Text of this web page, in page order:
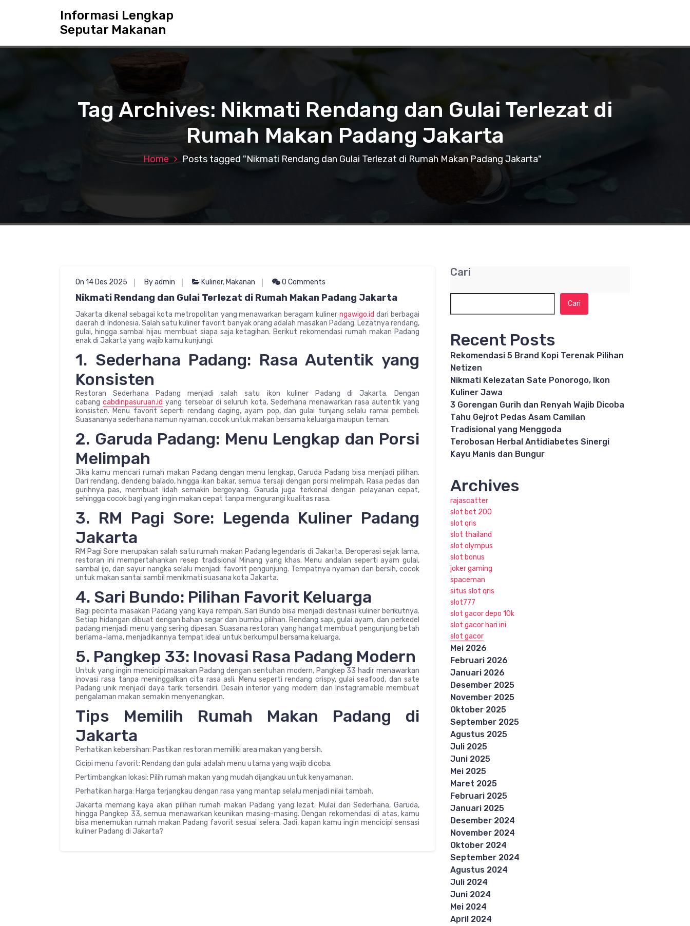
t
Informasi Lengkap
Seputar Makanan
Tag Archives: Nikmati Rendang dan Gulai Terlezat di
Rumah Makan Padang Jakarta
Home Posts tagged "Nikmati Rendang dan Gulai Terlezat di Rumah Makan Padang Jakarta"
On 14 Des 2025 By admin Kuliner, Makanan 0 Comments
Nikmati Rendang dan Gulai Terlezat di Rumah Makan Padang Jakarta
Jakarta dikenal sebagai kota metropolitan yang menawarkan beragam kulinerngawigo.id dari berbagai
daerah di Indonesia. Salah satu kuliner favorit banyak orang adalah masakan Padang. Lezatnya rendang,
gulai, hingga sambal hijau membuat siapa saja ketagihan. Berikut rekomendasi rumah makan Padang
enak di Jakarta yang wajib kamu kunjungi.
1. Sederhana Padang: Rasa Autentik yang
Konsisten
Restoran Sederhana Padang menjadi salah satu ikon kuliner Padang di Jakarta. Dengan
cabangcabdinpasuruan.id yang tersebar di seluruh kota, Sederhana menawarkan rasa autentik yang
konsisten. Menu favorit seperti rendang daging, ayam pop, dan gulai tunjang selalu ramai pembeli.
Suasananya sederhana namun nyaman, cocok untuk makan bersama keluarga maupun teman.
2. Garuda Padang: Menu Lengkap dan Porsi
Melimpah
Jika kamu mencari rumah makan Padang dengan menu lengkap, Garuda Padang bisa menjadi pilihan.
Dari rendang, dendeng balado, hingga ikan bakar, semua tersaji dengan porsi melimpah. Rasa pedas dan
gurihnya pas, membuat lidah semakin bergoyang. Garuda juga terkenal dengan pelayanan cepat,
sehingga cocok bagi yang ingin makan cepat tanpa mengurangi kualitas rasa.
3. RM Pagi Sore: Legenda Kuliner Padang
Jakarta
RM Pagi Sore merupakan salah satu rumah makan Padang legendaris di Jakarta. Beroperasi sejak lama,
restoran ini mempertahankan resep tradisional Minang yang khas. Menu andalan seperti ayam gulai,
sambal ijo, dan sayur nangka selalu menjadi favorit pengunjung. Tempatnya nyaman dan bersih, cocok
untuk makan santai sambil menikmati suasana kota Jakarta.
4. Sari Bundo: Pilihan Favorit Keluarga
Bagi pecinta masakan Padang yang kaya rempah, Sari Bundo bisa menjadi destinasi kuliner berikutnya.
Setiap hidangan dibuat dengan bahan segar dan bumbu pilihan. Rendang sapi, gulai ayam, dan perkedel
padang menjadi menu yang sering dipesan. Suasana restoran yang hangat membuat pengunjung betah
berlama-lama, menjadikannya tempat ideal untuk berkumpul bersama keluarga.
5. Pangkep 33: Inovasi Rasa Padang Modern
Untuk yang ingin mencicipi masakan Padang dengan sentuhan modern, Pangkep 33 hadir menawarkan
inovasi rasa tanpa meninggalkan cita rasa asli. Menu seperti rendang crispy, gulai seafood, dan sate
Padang unik menjadi daya tarik tersendiri. Desain interior yang modern dan Instagramable membuat
pengalaman makan semakin menyenangkan.
Tips Memilih Rumah Makan Padang di
Jakarta
Perhatikan kebersihan: Pastikan restoran memiliki area makan yang bersih.
Cicipi menu favorit: Rendang dan gulai adalah menu utama yang wajib dicoba.
Pertimbangkan lokasi: Pilih rumah makan yang mudah dijangkau untuk kenyamanan.
Perhatikan harga: Harga terjangkau dengan rasa yang mantap selalu menjadi nilai tambah.
Jakarta memang kaya akan pilihan rumah makan Padang yang lezat. Mulai dari Sederhana, Garuda,
hingga Pangkep 33, semua menawarkan keunikan masing-masing. Dengan rekomendasi di atas, kamu
bisa menemukan rumah makan Padang favorit sesuai selera. Jadi, kapan kamu ingin mencicipi sensasi
kuliner Padang di Jakarta?
Cari
Cari
Recent Posts
Rekomendasi 5 Brand Kopi Terenak Pilihan
Netizen
Nikmati Kelezatan Sate Ponorogo, Ikon
Kuliner Jawa
3 Gorengan Gurih dan Renyah Wajib Dicoba
Tahu Gejrot Pedas Asam Camilan
Tradisional yang Menggoda
Terobosan Herbal Antidiabetes Sinergi
Kayu Manis dan Bungur
Archives
rajascatter
slot bet 200
slot qris
slot thailand
slot olympus
slot bonus
joker gaming
spaceman
situs slot qris
slot777
slot gacor depo 10k
slot gacor hari ini
slot gacor
Mei 2026
Februari 2026
Januari 2026
Desember 2025
November 2025
Oktober 2025
September 2025
Agustus 2025
Juli 2025
Juni 2025
Mei 2025
Maret 2025
Februari 2025
Januari 2025
Desember 2024
November 2024
Oktober 2024
September 2024
Agustus 2024
Juli 2024
Juni 2024
Mei 2024
April 2024